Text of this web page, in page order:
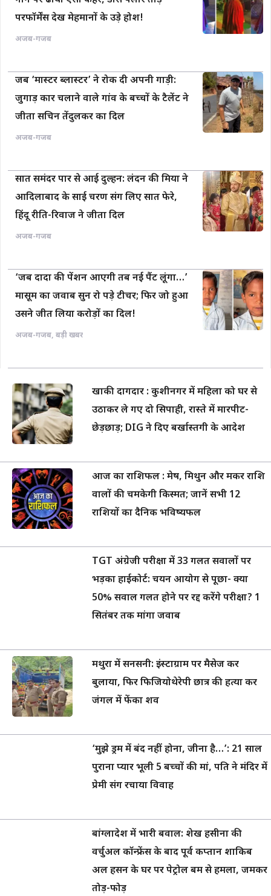
परफॉर्मेंस देख मेहमानों के उड़े होश!
अजब-गजब
जब ‘मास्टर ब्लास्टर’ ने रोक दी अपनी गाड़ी:
जुगाड़ कार चलाने वाले गांव के बच्चों के टैलेंट ने
जीता सचिन तेंदुलकर का दिल
अजब-गजब
सात समंदर पार से आई दुल्हन: लंदन की मिया ने
आदिलाबाद के साई चरण संग लिए सात फेरे,
हिंदू रीति-रिवाज ने जीता दिल
अजब-गजब
‘जब दादा की पेंशन आएगी तब नई पैंट लूंगा…’
मासूम का जवाब सुन रो पड़े टीचर; फिर जो हुआ
उसने जीत लिया करोड़ों का दिल!
अजब-गजब, बड़ी खबर
खाकी दागदार : कुशीनगर में महिला को घर से
उठाकर ले गए दो सिपाही, रास्ते में मारपीट-
छेड़छाड़; DIG ने दिए बर्खास्तगी के आदेश
आज का राशिफल : मेष, मिथुन और मकर राशि
वालों की चमकेगी किस्मत; जानें सभी 12
राशियों का दैनिक भविष्यफल
TGT अंग्रेजी परीक्षा में 33 गलत सवालों पर
भड़का हाईकोर्ट: चयन आयोग से पूछा- क्या
50% सवाल गलत होने पर रद्द करेंगे परीक्षा? 1
सितंबर तक मांगा जवाब
मथुरा में सनसनी: इंस्टाग्राम पर मैसेज कर
बुलाया, फिर फिजियोथेरेपी छात्र की हत्या कर
जंगल में फेंका शव
‘मुझे ड्रम में बंद नहीं होना, जीना है…’: 21 साल
पुराना प्यार भूली 5 बच्चों की मां, पति ने मंदिर में
प्रेमी संग रचाया विवाह
बांग्लादेश में भारी बवाल: शेख हसीना की
वर्चुअल कॉन्फ्रेंस के बाद पूर्व कप्तान शाकिब
अल हसन के घर पर पेट्रोल बम से हमला, जमकर
तोड़-फोड़